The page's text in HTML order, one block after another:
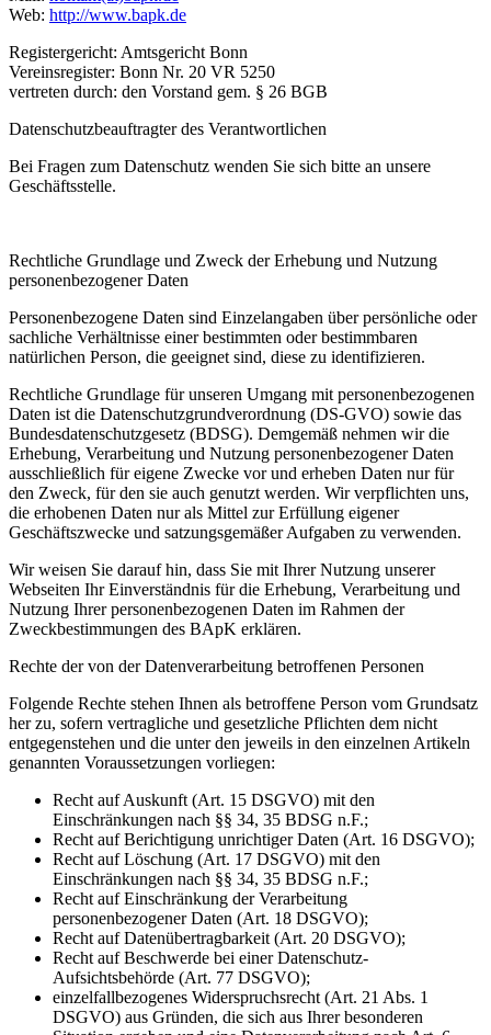
Web: http://www.bapk.de
Registergericht: Amtsgericht Bonn
Vereinsregister: Bonn Nr. 20 VR 5250
vertreten durch: den Vorstand gem. § 26 BGB
Datenschutzbeauftragter des Verantwortlichen
Bei Fragen zum Datenschutz wenden Sie sich bitte an unsere
Geschäftsstelle.
Rechtliche Grundlage und Zweck der Erhebung und Nutzung
personenbezogener Daten
Personenbezogene Daten sind Einzelangaben über persönliche oder
sachliche Verhältnisse einer bestimmten oder bestimmbaren
natürlichen Person, die geeignet sind, diese zu identifizieren.
Rechtliche Grundlage für unseren Umgang mit personenbezogenen
Daten ist die Datenschutzgrundverordnung (DS-GVO) sowie das
Bundesdatenschutzgesetz (BDSG). Demgemäß nehmen wir die
Erhebung, Verarbeitung und Nutzung personenbezogener Daten
ausschließlich für eigene Zwecke vor und erheben Daten nur für
den Zweck, für den sie auch genutzt werden. Wir verpflichten uns,
die erhobenen Daten nur als Mittel zur Erfüllung eigener
Geschäftszwecke und satzungsgemäßer Aufgaben zu verwenden.
Wir weisen Sie darauf hin, dass Sie mit Ihrer Nutzung unserer
Webseiten Ihr Einverständnis für die Erhebung, Verarbeitung und
Nutzung Ihrer personenbezogenen Daten im Rahmen der
Zweckbestimmungen des BApK erklären.
Rechte der von der Datenverarbeitung betroffenen Personen
Folgende Rechte stehen Ihnen als betroffene Person vom Grundsatz
her zu, sofern vertragliche und gesetzliche Pflichten dem nicht
entgegenstehen und die unter den jeweils in den einzelnen Artikeln
genannten Voraussetzungen vorliegen:
Recht auf Auskunft (Art. 15 DSGVO) mit den
Einschränkungen nach §§ 34, 35 BDSG n.F.;
Recht auf Berichtigung unrichtiger Daten (Art. 16 DSGVO);
Recht auf Löschung (Art. 17 DSGVO) mit den
Einschränkungen nach §§ 34, 35 BDSG n.F.;
Recht auf Einschränkung der Verarbeitung
personenbezogener Daten (Art. 18 DSGVO);
Recht auf Datenübertragbarkeit (Art. 20 DSGVO);
Recht auf Beschwerde bei einer Datenschutz-
Aufsichtsbehörde (Art. 77 DSGVO);
einzelfallbezogenes Widerspruchsrecht (Art. 21 Abs. 1
DSGVO) aus Gründen, die sich aus Ihrer besonderen